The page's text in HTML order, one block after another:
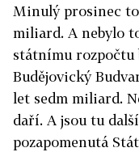
Minulý prosinec to
miliard. A nebylo
státnímu rozpočtu
Budějovický
let sedm miliard.
daří. A jsou tu
pozapomenutá